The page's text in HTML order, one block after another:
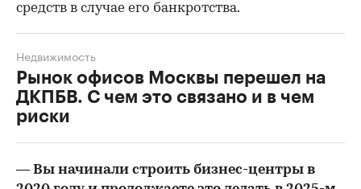
средств в случае его банкротства.
Рынок офисов Москвы перешел на
ДКПБВ. С чем это связано и в чем
риски
Недвижимость
— Вы начинали строить бизнес-центры в